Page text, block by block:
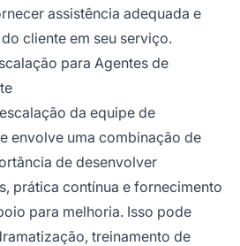
assistência adequada e
cliente em seu serviço.
para Agentes de
da equipe de
envolve uma combinação de
de desenvolver
prática contínua e fornecimento
para melhoria. Isso pode
treinamento de